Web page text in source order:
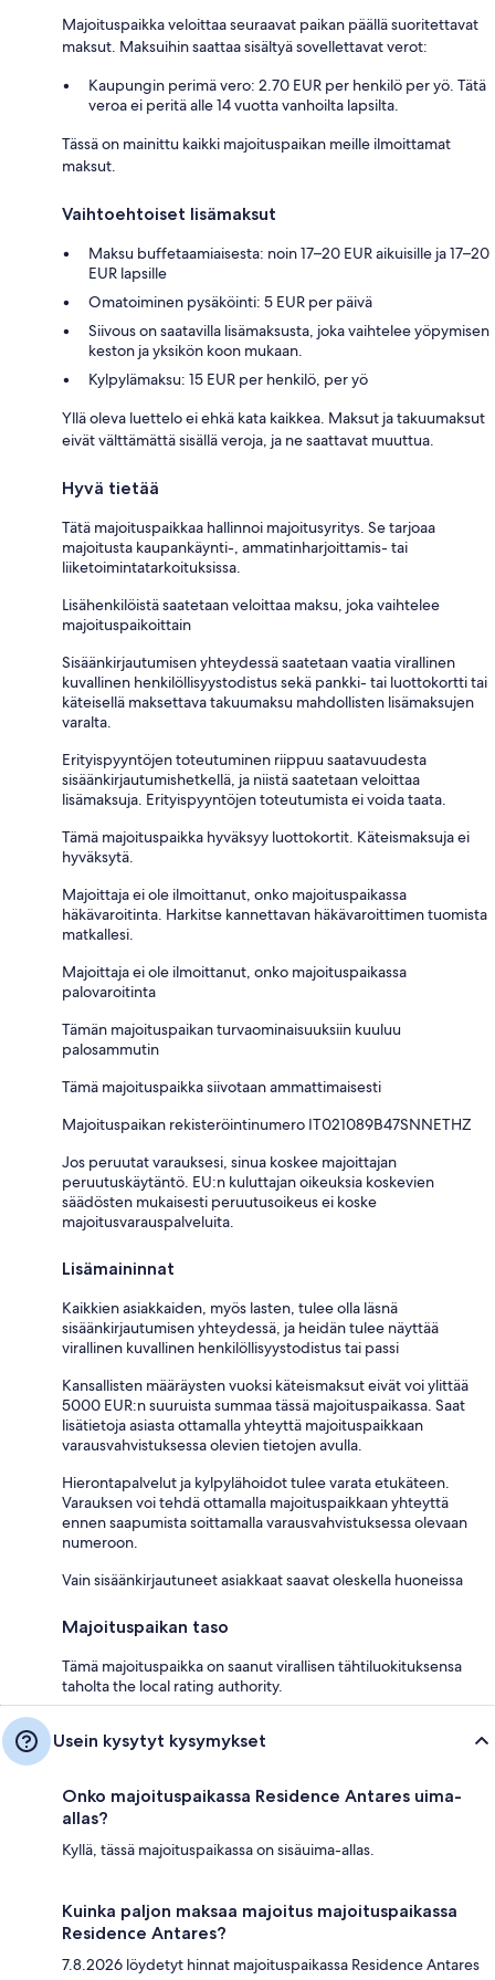
Majoituspaikka veloittaa seuraavat paikan päällä suoritettavat
maksut. Maksuihin saattaa sisältyä sovellettavat verot:
Kaupungin perimä vero: 2.70 EUR per henkilö per yö. Tätä
veroa ei peritä alle 14 vuotta vanhoilta lapsilta.
Tässä on mainittu kaikki majoituspaikan meille ilmoittamat
maksut.
Vaihtoehtoiset lisämaksut
Maksu buffetaamiaisesta: noin 17–20 EUR aikuisille ja 17–20
EUR lapsille
Omatoiminen pysäköinti: 5 EUR per päivä
Siivous on saatavilla lisämaksusta, joka vaihtelee yöpymisen
keston ja yksikön koon mukaan.
Kylpylämaksu: 15 EUR per henkilö, per yö
Yllä oleva luettelo ei ehkä kata kaikkea. Maksut ja takuumaksut
eivät välttämättä sisällä veroja, ja ne saattavat muuttua.
Hyvä tietää
Tätä majoituspaikkaa hallinnoi majoitusyritys. Se tarjoaa
majoitusta kaupankäynti-, ammatinharjoittamis- tai
liiketoimintatarkoituksissa.
Lisähenkilöistä saatetaan veloittaa maksu, joka vaihtelee
majoituspaikoittain
Sisäänkirjautumisen yhteydessä saatetaan vaatia virallinen
kuvallinen henkilöllisyystodistus sekä pankki- tai luottokortti tai
käteisellä maksettava takuumaksu mahdollisten lisämaksujen
varalta.
Erityispyyntöjen toteutuminen riippuu saatavuudesta
sisäänkirjautumishetkellä, ja niistä saatetaan veloittaa
lisämaksuja. Erityispyyntöjen toteutumista ei voida taata.
Tämä majoituspaikka hyväksyy luottokortit. Käteismaksuja ei
hyväksytä.
Majoittaja ei ole ilmoittanut, onko majoituspaikassa
häkävaroitinta. Harkitse kannettavan häkävaroittimen tuomista
matkallesi.
Majoittaja ei ole ilmoittanut, onko majoituspaikassa
palovaroitinta
Tämän majoituspaikan turvaominaisuuksiin kuuluu
palosammutin
Tämä majoituspaikka siivotaan ammattimaisesti
Majoituspaikan rekisteröintinumero IT021089B47SNNETHZ
Jos peruutat varauksesi, sinua koskee majoittajan
peruutuskäytäntö. EU:n kuluttajan oikeuksia koskevien
säädösten mukaisesti peruutusoikeus ei koske
majoitusvarauspalveluita.
Lisämaininnat
Kaikkien asiakkaiden, myös lasten, tulee olla läsnä
sisäänkirjautumisen yhteydessä, ja heidän tulee näyttää
virallinen kuvallinen henkilöllisyystodistus tai passi
Kansallisten määräysten vuoksi käteismaksut eivät voi ylittää
5000 EUR:n suuruista summaa tässä majoituspaikassa. Saat
lisätietoja asiasta ottamalla yhteyttä majoituspaikkaan
varausvahvistuksessa olevien tietojen avulla.
Hierontapalvelut ja kylpylähoidot tulee varata etukäteen.
Varauksen voi tehdä ottamalla majoituspaikkaan yhteyttä
ennen saapumista soittamalla varausvahvistuksessa olevaan
numeroon.
Vain sisäänkirjautuneet asiakkaat saavat oleskella huoneissa
Majoituspaikan taso
Tämä majoituspaikka on saanut virallisen tähtiluokituksensa
taholta the local rating authority.
Usein kysytyt kysymykset
Onko majoituspaikassa Residence Antares uima-
allas?
Kyllä, tässä majoituspaikassa on sisäuima-allas.
Kuinka paljon maksaa majoitus majoituspaikassa
Residence Antares?
7.8.2026 löydetyt hinnat majoituspaikassa Residence Antares